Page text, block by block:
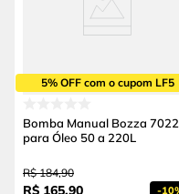
5% OFF com o cupom LF5
Bomba Manual Bozza 7022
para Óleo 50 a 220L
R$ 184,90
R$ 165,90 -